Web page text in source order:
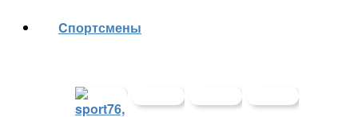
Cпортсмены